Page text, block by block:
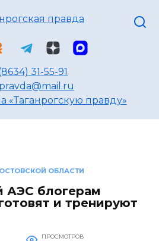
31-55-91
«Таганрогскую правду»
ОБЛАСТИ
АЭС блогерам
и тренируют
ПРОСМОТРОВ